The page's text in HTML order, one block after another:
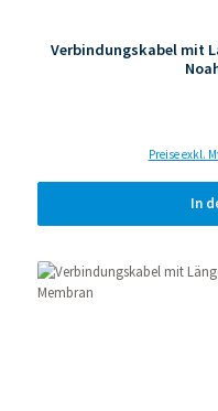
Verbindungskabel mit
Preise exkl.
In